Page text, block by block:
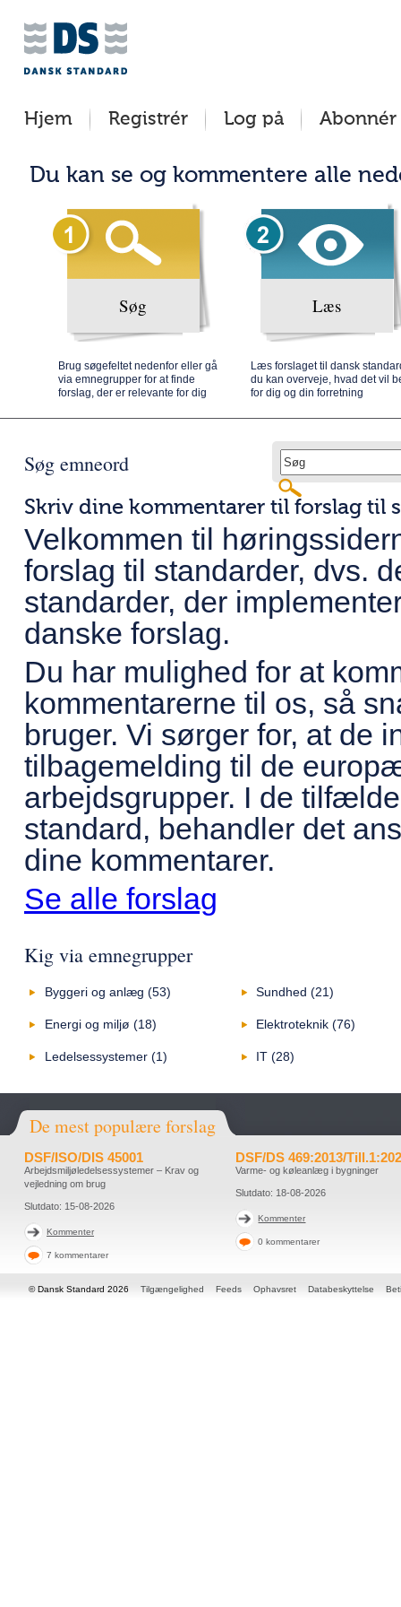
Jump
[s]
Tilgængelighed
Betingelser
Hjem Registrér Log på Abonnér
Du kan se og kommentere alle
Søg Læs
Brug søgefeltet nedenfor eller gå
via emnegrupper for at finde
forslag, der er relevante for dig
Læs forslaget til dansk
du kan overveje, hvad det vil
for dig og din forretning
Søg emneord
Skriv dine kommentarer til forslag til
Velkommen til
forslag til standarder, dvs.
standarder, der
danske forslag.
Du har mulighed for at
kommentarerne til os, så
bruger. Vi sørger for, at de
tilbagemelding til de
arbejdsgrupper. I de
standard, behandler det
dine kommentarer.
Se alle forslag
Kig via emnegrupper
Byggeri og anlæg (53)
Energi og miljø (18)
Ledelsessystemer (1)
Sundhed (21)
Elektroteknik (76)
IT (28)
De mest populære forslag
DSF/ISO/DIS 45001
Arbejdsmiljøledelsessystemer – Krav og
vejledning om brug
Slutdato: 15-08-2026
Kommenter
7 kommentarer
DSF/DS 469:2013/
Varme- og køleanlæg i bygninger
Slutdato: 18-08-2026
Kommenter
0 kommentarer
© Dansk Standard 2026 Tilgængelighed Feeds Ophavsret Databeskyttelse